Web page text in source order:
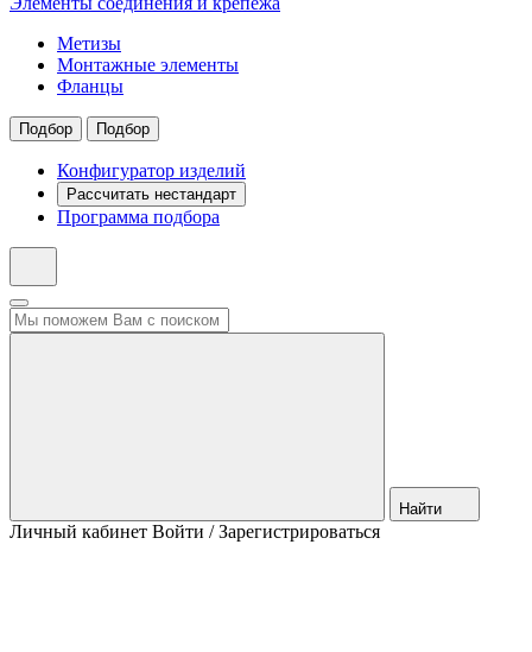
Метизы
Монтажные элементы
Фланцы
Подбор Подбор
Конфигуратор изделий
Рассчитать нестандарт
Программа подбора
Найти
Личный кабинет Войти / Зарегистрироваться